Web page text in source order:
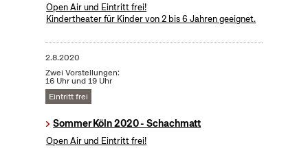
Open Air und Eintritt frei!
Kindertheater für Kinder von 2 bis 6 Jahren geeignet.
2.8.2020
Zwei Vorstellungen:
16 Uhr und 19 Uhr
Eintritt frei
Sommer Köln 2020 - Schachmatt
Open Air und Eintritt frei!